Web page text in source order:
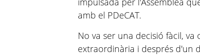
amb el PDeCAT.
No va ser una decisió fàcil,
extraordinària i després d'un